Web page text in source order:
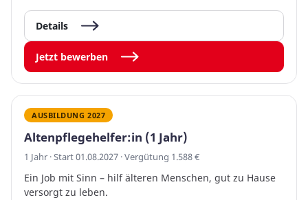
Details
Jetzt bewerben
AUSBILDUNG 2027
Altenpflegehelfer:in (1 Jahr)
1 Jahr · Start 01.08.2027 · Vergütung 1.588 €
Ein Job mit Sinn – hilf älteren Menschen, gut zu Hause
versorgt zu leben.